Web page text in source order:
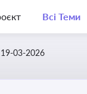
Всі Теми
19-03-2026